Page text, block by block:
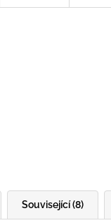
Související (8)